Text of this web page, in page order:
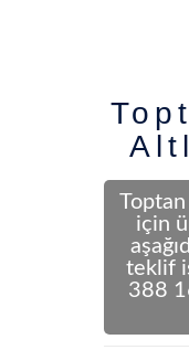
Toptan
için
teklif
388